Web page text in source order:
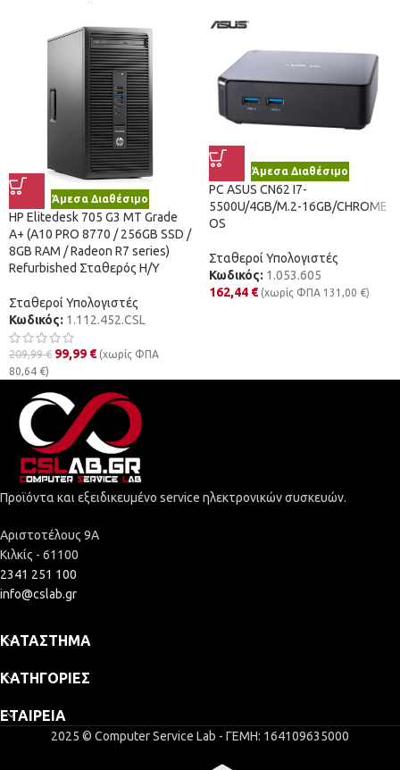
Άμεσα Διαθέσιμο
HP Elitedesk 705 G3 MT Grade
A+ (A10 PRO 8770 / 256GB SSD /
8GB RAM / Radeon R7 series)
Refurbished Σταθερός Η/Υ
Σταθεροί Υπολογιστές
Κωδικός: 1.112.452.CSL
209,99€ 99,99 € (χωρίς ΦΠΑ
80,64 €)
Άμεσα Διαθέσιμο
PC ASUS CN62 I7-
5500U/4GB/M.2-16GB/CHROME
OS
Σταθεροί Υπολογιστές
Κωδικός: 1.053.605
162,44 € (χωρίς ΦΠΑ 131,00 €)
Προϊόντα και εξειδικευμένο service ηλεκτρονικών συσκευών.
Αριστοτέλους 9Α
Κιλκίς - 61100
2341 251 100
info@cslab.gr
ΚΑΤΆΣΤΗΜΑ
ΚΑΤΗΓΟΡΊΕΣ
ΕΤΑΙΡΕΊΑ
2025 © Computer Service Lab - ΓΕΜΗ: 164109635000